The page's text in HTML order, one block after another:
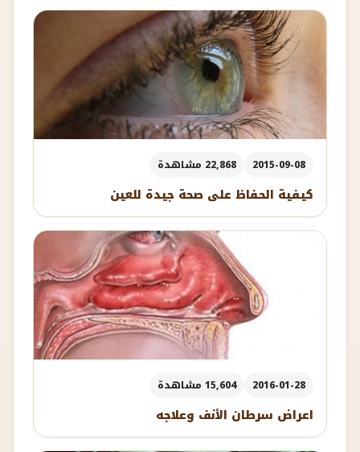
2015-09-08 22,868 مشاهدة
كيفية الحفاظ على صحة جيدة للعين
2016-01-28 15,604 مشاهدة
اعراض سرطان الأنف وعلاجه